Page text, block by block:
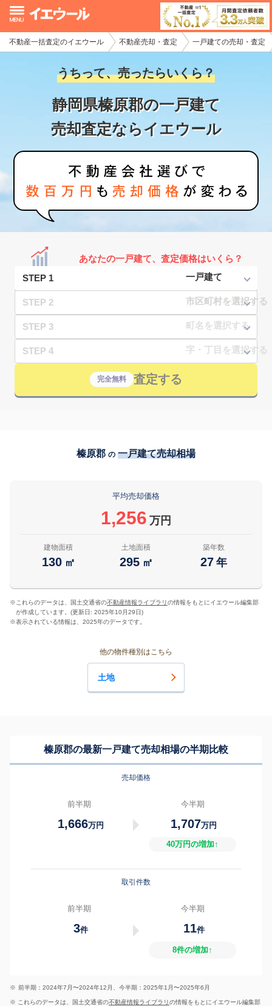
不動産一括査定のイエウール 不動産売却・査定 一戸建ての売却・査定
うちって、売ったらいくら？
静岡県榛原郡の一戸建て
売却査定ならイエウール
あなたの一戸建て、査定価格はいくら？
STEP 1
STEP 2
STEP 3
STEP 4
完全無料 査定する
榛原郡 の 一戸建て売却相場
平均売却価格
1,256 万円
建物面積
130 ㎡
土地面積
295 ㎡
築年数
27 年
※ これらのデータは、国土交通省の不動産情報ライブラリの情報をもとにイエウール編集部
が作成しています。(更新日: 2025年10月29日)
※表示されている情報は、2025年のデータです。
他の物件種別はこちら
土地
榛原郡の最新一戸建て売却相場の半期比較
売却価格
前半期
1,666万円
今半期
1,707万円
40万円の増加↑
取引件数
前半期
3件
今半期
11件
8件の増加↑
※ 前半期：2024年7月〜2024年12月、今半期：2025年1月〜2025年6月
※ これらのデータは、国土交通省の不動産情報ライブラリの情報をもとにイエウール編集部
イエウール加盟希望の不動産会社様
初めての方へ
不動産売却の流れ
不動産の売却・一括査定
家査定シミュレーター
お問い合わせ